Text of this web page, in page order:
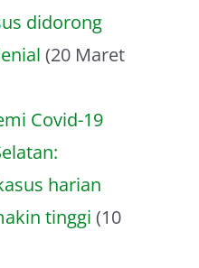
didorong
(20 Maret
Covid-19
harian
tinggi (10